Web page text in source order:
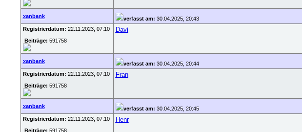
xanbank verfasst am: 30.04.2025, 20:43
Registrierdatum: 22.11.2023, 07:10
Beiträge: 591758
Davi
xanbank verfasst am: 30.04.2025, 20:44
Registrierdatum: 22.11.2023, 07:10
Beiträge: 591758
Fran
xanbank verfasst am: 30.04.2025, 20:45
Registrierdatum: 22.11.2023, 07:10
Beiträge: 591758
Henr